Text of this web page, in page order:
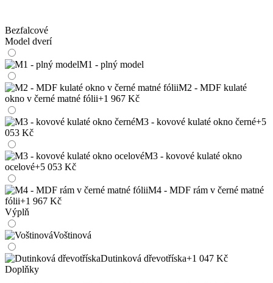
Bezfalcové
Model dverí
M1 - plný model
M2 - MDF kulaté
okno v černé matné fólii+1 967 Kč
M3 - kovové kulaté okno černé+5
053 Kč
M3 - kovové kulaté okno
ocelové+5 053 Kč
M4 - MDF rám v černé matné
fólii+1 967 Kč
Výplň
Voštinová
Dutinková dřevotříska+1 047 Kč
Doplňky